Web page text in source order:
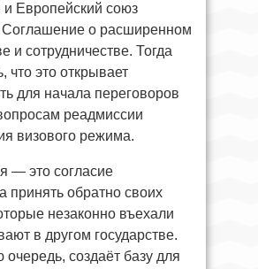
и Европейский союз
Соглашение о расширенном
и сотрудничестве. Тогда
что это открывает
для начала переговоров
реадмиссии
визового режима.
— это согласие
принять обратно своих
незаконно въехали
в другом государстве.
очередь, создаёт базу для